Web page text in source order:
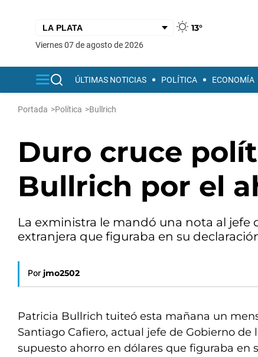
13°
viernes 07 de agosto de 2026
ÚLTIMAS NOTICIAS POLÍTICA ECONOMÍA
Portada >Política >Bullrich
Duro cruce
Bullrich por el
La exministra le mandó una nota al
extranjera que figuraba en su
Por jmo2502
Patricia Bullrich tuiteó esta mañana un
Santiago Cafiero, actual jefe de Gobierno de
supuesto ahorro en dólares que figuraba en